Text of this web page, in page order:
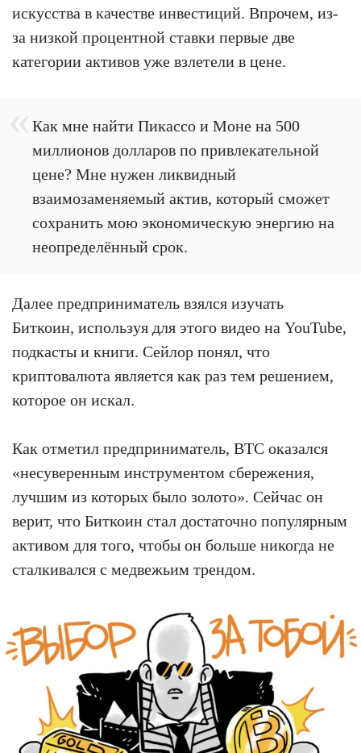
искусства в качестве инвестиций. Впрочем, из-
за низкой процентной ставки первые две
категории активов уже взлетели в цене.
Как мне найти Пикассо и Моне на 500
миллионов долларов по привлекательной
цене? Мне нужен ликвидный
взаимозаменяемый актив, который сможет
сохранить мою экономическую энергию на
неопределённый срок.
Далее предприниматель взялся изучать
Биткоин, используя для этого видео на YouTube,
подкасты и книги. Сейлор понял, что
криптовалюта является как раз тем решением,
которое он искал.
Как отметил предприниматель, BTC оказался
«несуверенным инструментом сбережения,
лучшим из которых было золото». Сейчас он
верит, что Биткоин стал достаточно популярным
активом для того, чтобы он больше никогда не
сталкивался с медвежьим трендом.